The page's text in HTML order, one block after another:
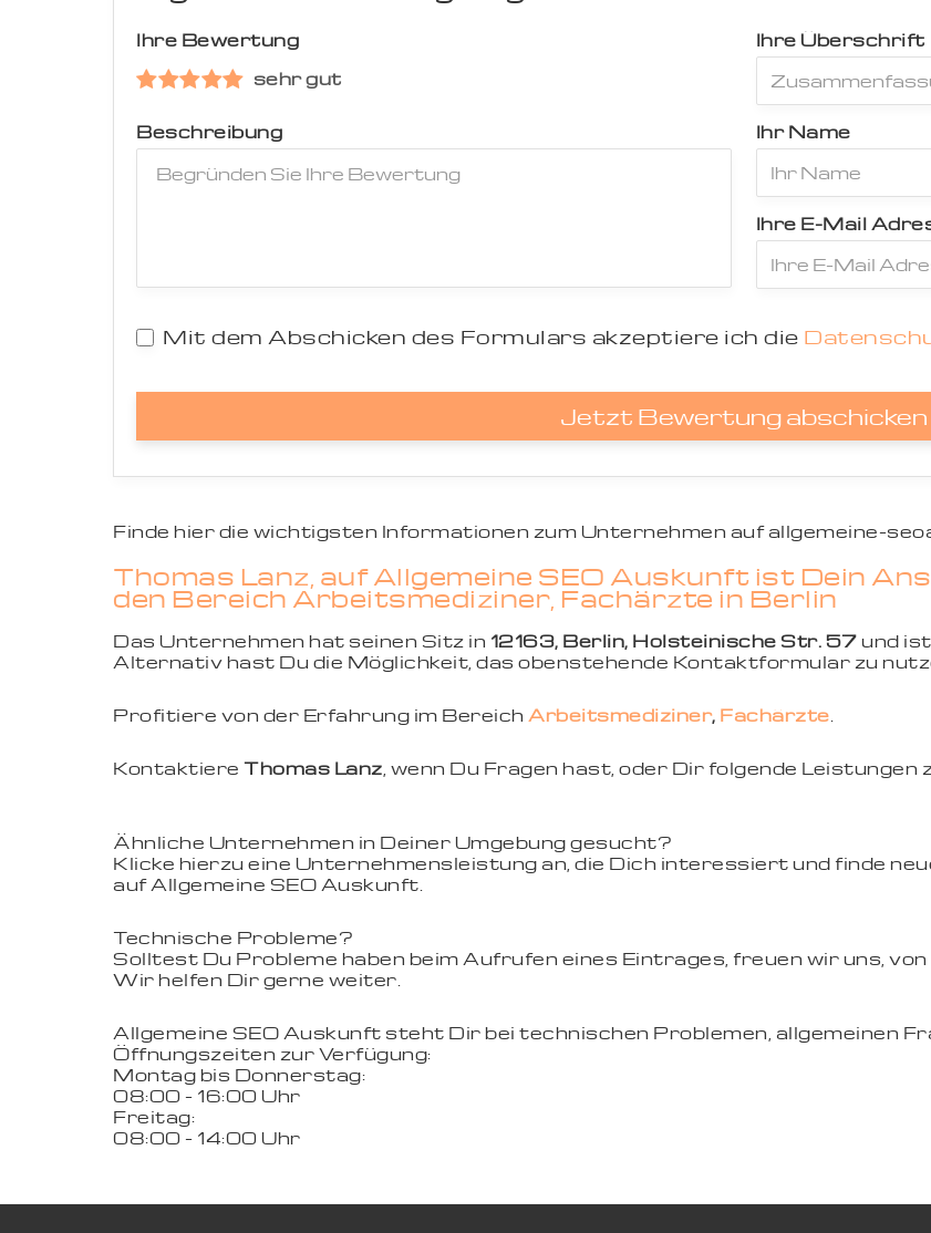
Ihre Bewertung
sehr gut
Ihre Überschrift
Ihr Name
Ihre E-Mail
Beschreibung
Mit dem Abschicken des Formulars akzeptiere ich die
Jetzt Bewertung abschicken
Finde hier die wichtigsten Informationen zum Unternehmen auf allgemeine-
Thomas Lanz, auf Allgemeine SEO Auskunft ist Dein
den Bereich Arbeitsmediziner, Fachärzte in Berlin
Das Unternehmen hat seinen Sitz in 12163, Berlin, Holsteinische Str. 57 und
Alternativ hast Du die Möglichkeit, das obenstehende Kontaktformular zu
Profitiere von der Erfahrung im Bereich Arbeitsmediziner, Fachärzte.
Kontaktiere Thomas Lanz, wenn Du Fragen hast, oder Dir folgende Leistungen
Ähnliche Unternehmen in Deiner Umgebung gesucht?
Klicke hierzu eine Unternehmensleistung an, die Dich interessiert und finde
auf Allgemeine SEO Auskunft.
Technische Probleme?
Solltest Du Probleme haben beim Aufrufen eines Eintrages, freuen wir uns,
Wir helfen Dir gerne weiter.
Allgemeine SEO Auskunft steht Dir bei technischen Problemen, allgemeinen
Öffnungszeiten zur Verfügung:
Montag bis Donnerstag:
08:00 - 16:00 Uhr
Freitag:
08:00 - 14:00 Uhr